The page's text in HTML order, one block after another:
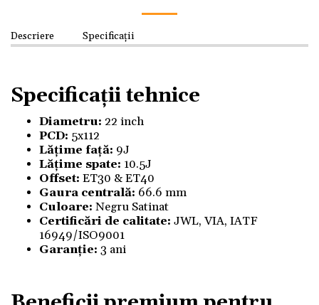
Descriere Specificații
Specificații tehnice
Diametru: 22 inch
PCD: 5x112
Lățime față: 9J
Lățime spate: 10.5J
Offset: ET30 & ET40
Gaura centrală: 66.6 mm
Culoare: Negru Satinat
Certificări de calitate: JWL, VIA, IATF
16949/ISO9001
Garanție: 3 ani